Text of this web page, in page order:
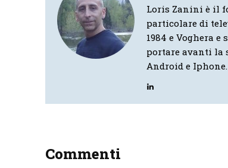
Loris Zanini è il
particolare di
1984 e Voghera
portare avanti la
Android e Iphone.
Commenti